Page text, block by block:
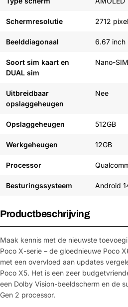
Schermresolutie 2712
Beelddiagonaal 6.67 inch
Soort sim kaart en
DUAL sim
Nano-
Uitbreidbaar
opslaggeheugen
Nee
Opslaggeheugen 512GB
Werkgeheugen 12GB
Processor
Besturingssysteem Android
Productbeschrijving
Maak kennis met de nieuwste
Poco X-serie – de gloednieuwe Poco
met een overvloed aan updates
Poco X5. Het is een zeer
een Dolby Vision-beeldscherm en de
Gen 2 processor.